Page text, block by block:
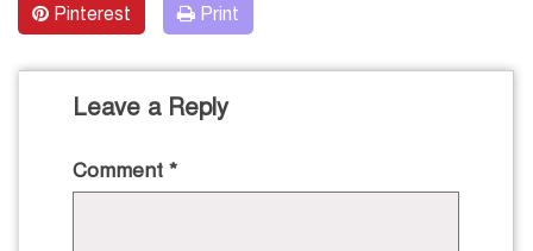
Pinterest Print
Leave a Reply
Comment *